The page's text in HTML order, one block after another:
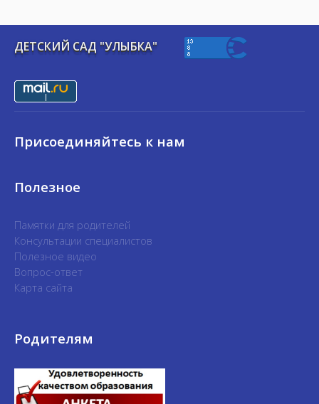
ДЕТСКИЙ САД "УЛЫБКА"
Присоединяйтесь к нам
Полезное
Памятки для родителей
Консультации специалистов
Полезное видео
Вопрос-ответ
Карта сайта
Родителям